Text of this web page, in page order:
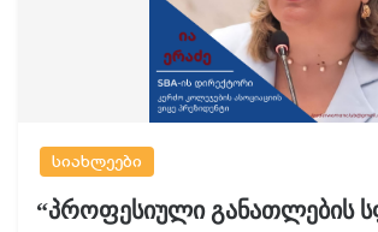
სიახლეები
“პროფესიული განათლების